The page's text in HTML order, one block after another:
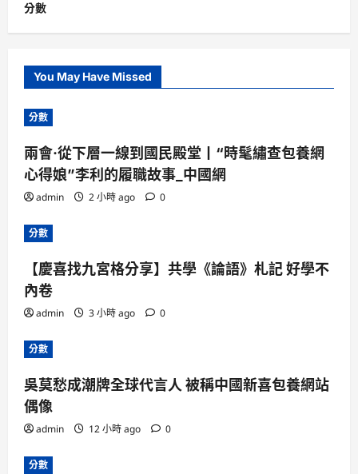
分數
You May Have Missed
分數
兩會·從下層一線到國民殿堂丨“時髦繡查包養網
心得娘”李利的履職故事_中國網
admin 2 小時 ago 0
分數
【慶喜找九宮格分享】共學《論語》札記 好學不
內卷
admin 3 小時 ago 0
分數
吳莫愁成潮牌全球代言人 被稱中國新喜包養網站
偶像
admin 12 小時 ago 0
分數